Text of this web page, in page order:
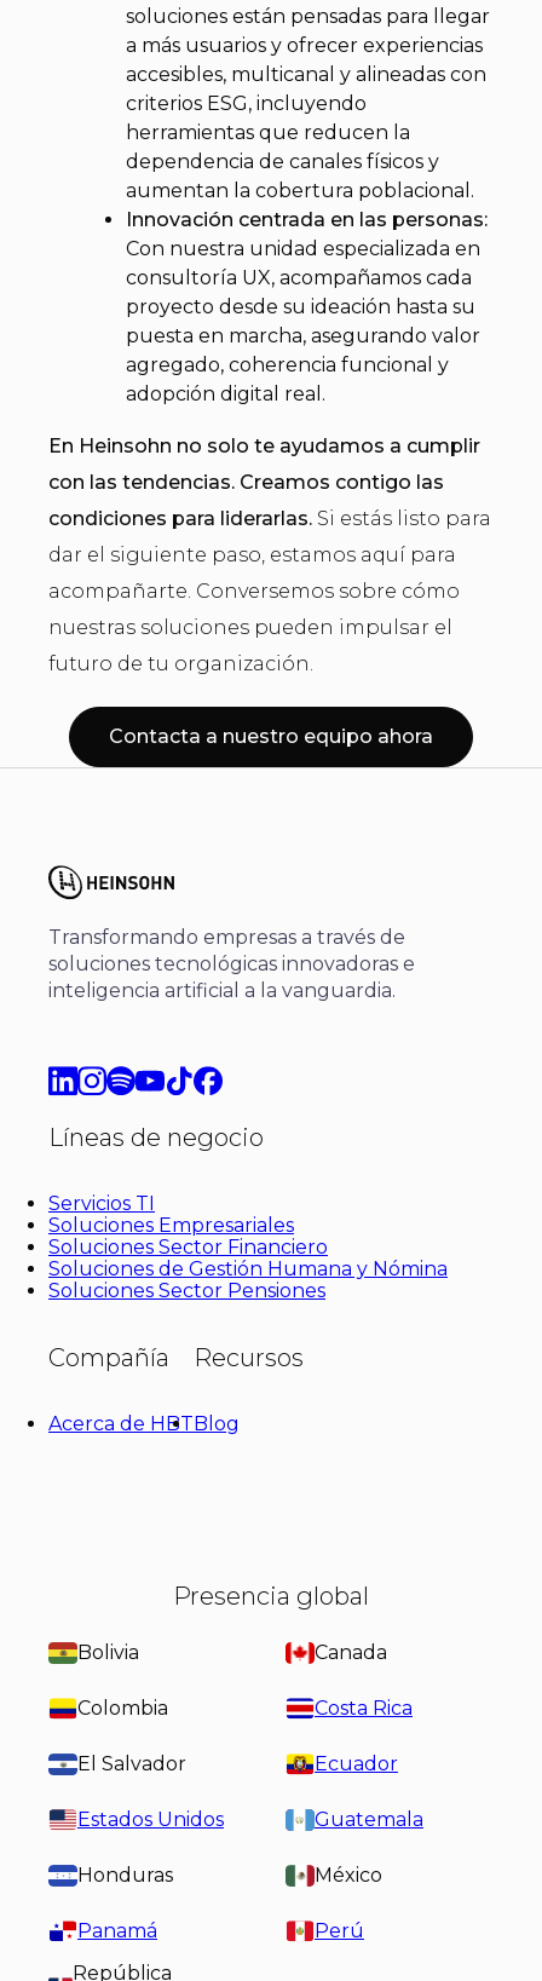
soluciones están pensadas para llegar
a más usuarios y ofrecer experiencias
accesibles, multicanal y alineadas con
criterios ESG, incluyendo
herramientas que reducen la
dependencia de canales físicos y
aumentan la cobertura poblacional.
Innovación centrada en las personas:
Con nuestra unidad especializada en
consultoría UX, acompañamos cada
proyecto desde su ideación hasta su
puesta en marcha, asegurando valor
agregado, coherencia funcional y
adopción digital real.
En Heinsohn no solo te ayudamos a cumplir
con las tendencias. Creamos contigo las
condiciones para liderarlas. Si estás listo para
dar el siguiente paso, estamos aquí para
acompañarte. Conversemos sobre cómo
nuestras soluciones pueden impulsar el
futuro de tu organización.
Contacta a nuestro equipo ahora
Transformando empresas a través de
soluciones tecnológicas innovadoras e
inteligencia artificial a la vanguardia.
Líneas de negocio
Servicios TI
Soluciones Empresariales
Soluciones Sector Financiero
Soluciones de Gestión Humana y Nómina
Soluciones Sector Pensiones
Compañía
Acerca de HBT
Recursos
Blog
Presencia global
Bolivia Canada
Colombia Costa Rica
El Salvador Ecuador
Estados Unidos Guatemala
Honduras México
Panamá
Perú
República